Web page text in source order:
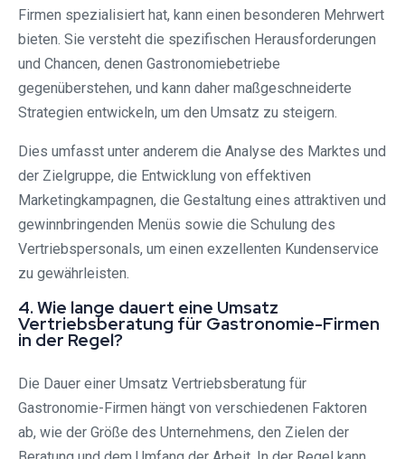
Firmen spezialisiert hat, kann einen besonderen Mehrwert
bieten. Sie versteht die spezifischen Herausforderungen
und Chancen, denen Gastronomiebetriebe
gegenüberstehen, und kann daher maßgeschneiderte
Strategien entwickeln, um den Umsatz zu steigern.
Dies umfasst unter anderem die Analyse des Marktes und
der Zielgruppe, die Entwicklung von effektiven
Marketingkampagnen, die Gestaltung eines attraktiven und
gewinnbringenden Menüs sowie die Schulung des
Vertriebspersonals, um einen exzellenten Kundenservice
zu gewährleisten.
4. Wie lange dauert eine Umsatz
Vertriebsberatung für Gastronomie-Firmen
in der Regel?
Die Dauer einer Umsatz Vertriebsberatung für
Gastronomie-Firmen hängt von verschiedenen Faktoren
ab, wie der Größe des Unternehmens, den Zielen der